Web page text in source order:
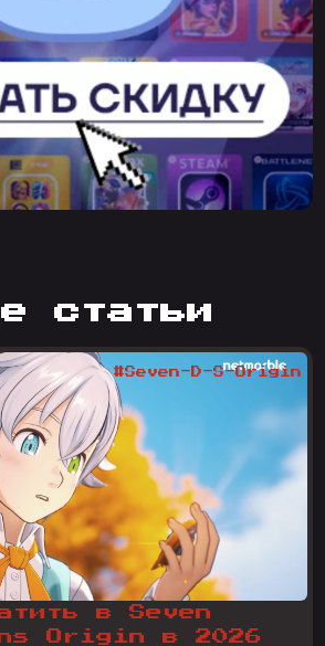
статьи
в Seven
Origin в 2026
#Seven-D-S-Origin